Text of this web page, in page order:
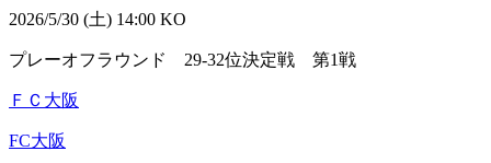
2026/5/30 (土) 14:00 KO
プレーオフラウンド 29-32位決定戦 第1戦
ＦＣ大阪
FC大阪